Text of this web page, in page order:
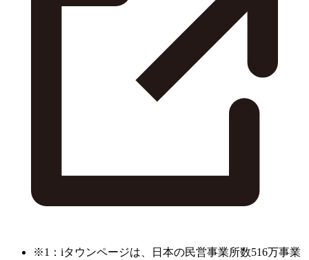
※1：iタウンページは、日本の民営事業所数516万事業